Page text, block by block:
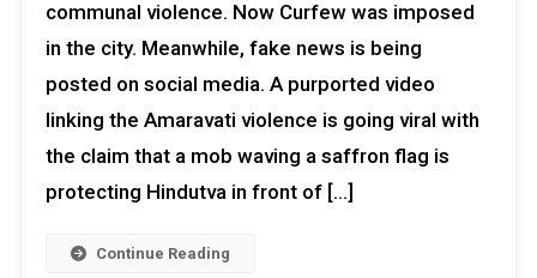
communal violence. Now Curfew was imposed
in the city. Meanwhile, fake news is being
posted on social media. A purported video
linking the Amaravati violence is going viral with
the claim that a mob waving a saffron flag is
protecting Hindutva in front of […]
Continue Reading